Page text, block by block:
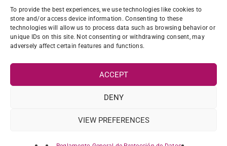
To provide the best experiences, we use technologies like cookies to
store and/or access device information. Consenting to these
technologies will allow us to process data such as browsing behavior or
unique IDs on this site. Not consenting or withdrawing consent, may
adversely affect certain features and functions.
ACCEPT
DENY
VIEW PREFERENCES
Detalles del banco